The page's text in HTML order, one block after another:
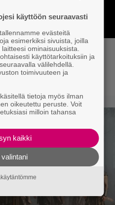
Hollywood-
käyttöön seuraavasti
evästeitä
esimerkiksi sivuista, joilla
ominaisuuksista.
käyttötarkoituksiin ja
välilehdellä.
toimivuuteen ja
tietoja myös ilman
oikeutettu peruste. Voit
milloin tahansa
kaikki